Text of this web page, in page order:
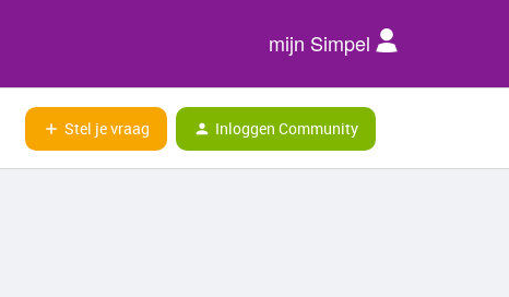
mijn Simpel
Stel je vraag Inloggen Community